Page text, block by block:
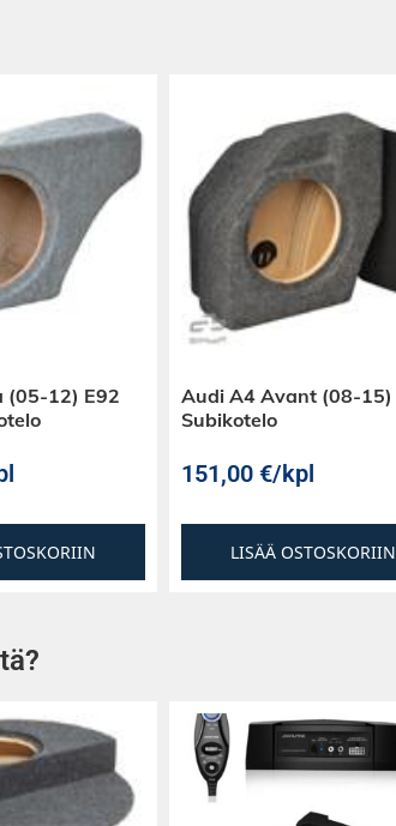
(05-12) E92
Audi A4 Avant (08-15)
Subikotelo
151,00 €/kpl
LISÄÄ OSTOSKORIIN